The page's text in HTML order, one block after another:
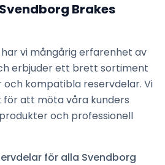
Svendborg Brakes
har vi mångårig erfarenhet av
erbjuder ett brett sortiment
och kompatibla reservdelar. Vi
att möta våra kunders
och professionell
för alla Svendborg